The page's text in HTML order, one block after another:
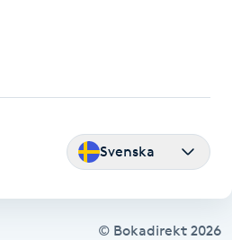
Svenska
© Bokadirekt 2026